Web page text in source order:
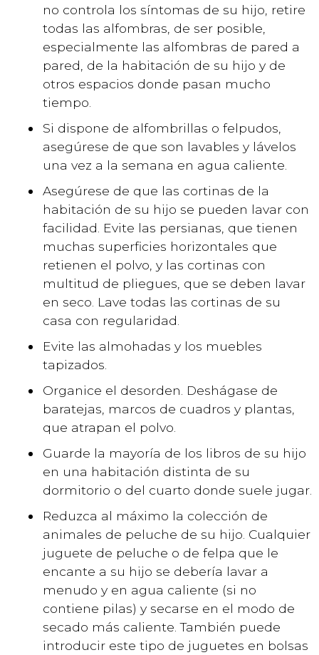
no controla los síntomas de su hijo, retire
todas las alfombras, de ser posible,
especialmente las alfombras de pared a
pared, de la habitación de su hijo y de
otros espacios donde pasan mucho
tiempo.
Si dispone de alfombrillas o felpudos,
asegúrese de que son lavables y lávelos
una vez a la semana en agua caliente.
Asegúrese de que las cortinas de la
habitación de su hijo se pueden lavar con
facilidad. Evite las persianas, que tienen
muchas superficies horizontales que
retienen el polvo, y las cortinas con
multitud de pliegues, que se deben lavar
en seco. Lave todas las cortinas de su
casa con regularidad.
Evite las almohadas y los muebles
tapizados.
Organice el desorden. Deshágase de
baratejas, marcos de cuadros y plantas,
que atrapan el polvo.
Guarde la mayoría de los libros de su hijo
en una habitación distinta de su
dormitorio o del cuarto donde suele jugar.
Reduzca al máximo la colección de
animales de peluche de su hijo. Cualquier
juguete de peluche o de felpa que le
encante a su hijo se debería lavar a
menudo y en agua caliente (si no
contiene pilas) y secarse en el modo de
secado más caliente. También puede
introducir este tipo de juguetes en bolsas